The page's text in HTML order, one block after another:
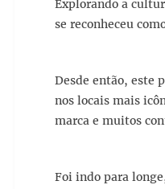
Explorando a
se reconheceu
Desde então, este
nos locais mais
marca e muitos
Foi indo para